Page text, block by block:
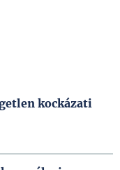
kockázati